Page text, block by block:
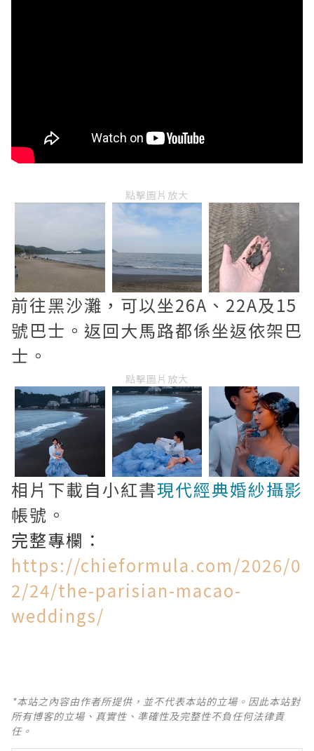
點擊圖片放大
前往黑沙灘，可以坐26A、22A及15
號巴士。返回大馬路都係坐返依架巴
士。
點擊圖片放大
相片下載自小紅書現代經典婚紗攝影
帳號。
完整專欄：
https://chieformula.com/2026/0
2/24/the-parisian-macao-
weddings/
*本站之內容由作者所提供，並不代表本站的立場。因此本站對
所有博客的立場、真實性、準確性及完整性不負任何法律責
任。